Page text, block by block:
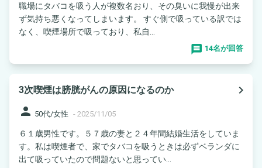
職場にタバコを吸う人が複数名おり、その臭いに我慢が出来
ず気持ち悪くなってしまいます。 すぐ側で吸っている訳では
なく、喫煙場所で吸っており、私自...
14名が回答
3次喫煙は膀胱がんの原因になるのか
navigate_next
person 50代/女性 - 2025/11/05
６１歳男性です。５７歳の妻と２４年間結婚生活をしていま
す。私は喫煙者で、家でタバコを吸うときは必ずベランダに
出て吸っていたので問題ないと思ってい...